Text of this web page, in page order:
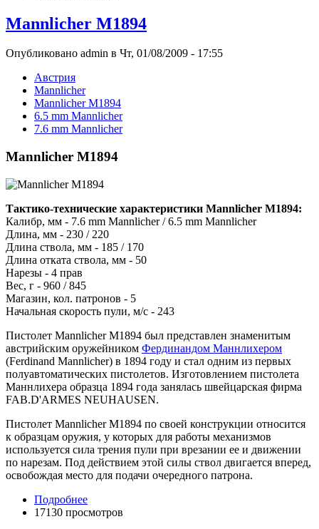
Mannlicher M1894
Опубликовано admin в Чт, 01/08/2009 - 17:55
Австрия
Mannlicher
Mannlicher M1894
6.5 mm Mannlicher
7.6 mm Mannlicher
Mannlicher M1894
Тактико-технические характеристики Mannlicher M1894:
Калибр, мм - 7.6 mm Mannlicher / 6.5 mm Mannlicher
Длина, мм - 230 / 220
Длина ствола, мм - 185 / 170
Длина отката ствола, мм - 50
Нарезы - 4 прав
Вес, г - 960 / 845
Магазин, кол. патронов - 5
Начальная скорость пули, м/с - 243
Пистолет Mannlicher M1894 был представлен знаменитым
австрийским оружейником Фердинандом Маннлихером
(Ferdinand Mannlicher) в 1894 году и стал одним из первых
полуавтоматических пистолетов. Изготовлением пистолета
Маннлихера образца 1894 года занялась швейцарская фирма
FAB.D'ARMES NEUHAUSEN.
Пистолет Mannlicher M1894 по своей конструкции относится
к образцам оружия, у которых для работы механизмов
используется сила трения пули при врезании ее и движении
по нарезам. Под действием этой силы ствол двигается вперед,
освобождая место для подачи очередного патрона.
Подробнее
17130 просмотров